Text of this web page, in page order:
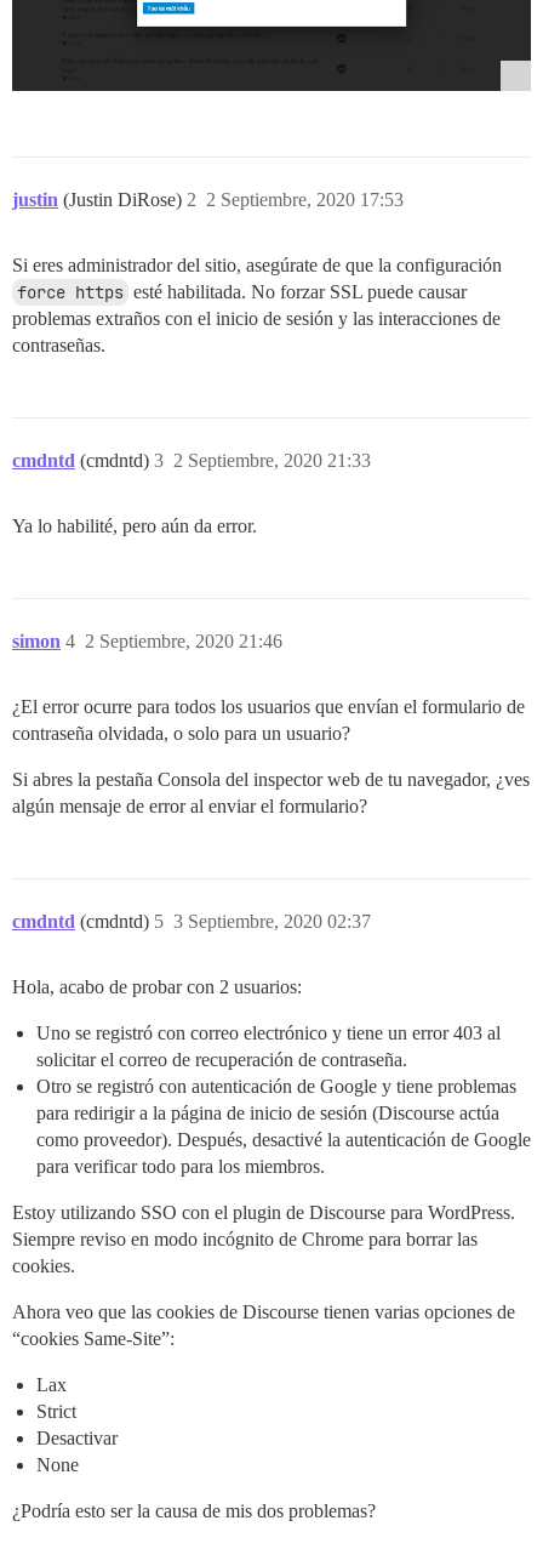
justin (Justin DiRose) 2 Septiembre, 2020 17:53
2
Si eres administrador del sitio, asegúrate de que la configuración
force https esté habilitada. No forzar SSL puede causar
problemas extraños con el inicio de sesión y las interacciones de
contraseñas.
cmdntd (cmdntd) 2 Septiembre, 2020 21:33
3
Ya lo habilité, pero aún da error.
simon 2 Septiembre, 2020 21:46
4
¿El error ocurre para todos los usuarios que envían el formulario de
contraseña olvidada, o solo para un usuario?
Si abres la pestaña Consola del inspector web de tu navegador, ¿ves
algún mensaje de error al enviar el formulario?
cmdntd (cmdntd) 3 Septiembre, 2020 02:37
5
Hola, acabo de probar con 2 usuarios:
Uno se registró con correo electrónico y tiene un error 403 al
solicitar el correo de recuperación de contraseña.
Otro se registró con autenticación de Google y tiene problemas
para redirigir a la página de inicio de sesión (Discourse actúa
como proveedor). Después, desactivé la autenticación de Google
para verificar todo para los miembros.
Estoy utilizando SSO con el plugin de Discourse para WordPress.
Siempre reviso en modo incógnito de Chrome para borrar las
cookies.
Ahora veo que las cookies de Discourse tienen varias opciones de
“cookies Same-Site”:
Lax
Strict
Desactivar
None
¿Podría esto ser la causa de mis dos problemas?